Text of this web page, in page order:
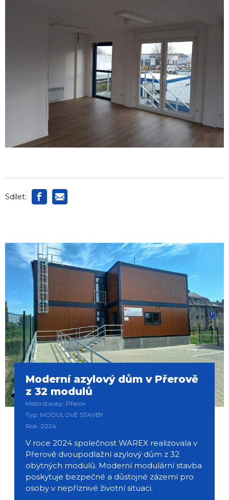
Sdílet:
Moderní azylový dům v Přerově
z 32 modulů
Místo stavby: Přerov
Typ: MODULOVÉ STAVBY
Rok: 2024
V roce 2024 společnost WAREX realizovala v
Přerově dvoupodlažní azylový dům z 32
obytných modulů. Moderní modulární stavba
poskytuje bezpečné a důstojné zázemí pro
osoby v nepříznivé životní situaci.